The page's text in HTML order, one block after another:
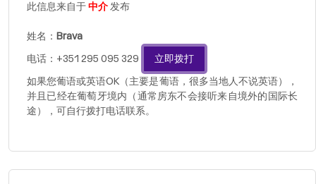
此信息来自于中介发布
姓名： Brava
电话：+351 295 095 329
立即拨打
如果您葡语或英语OK（主要是葡语，很多当地人不说英语），
并且已经在葡萄牙境内（通常房东不会接听来自境外的国际长
途），可自行拨打电话联系。